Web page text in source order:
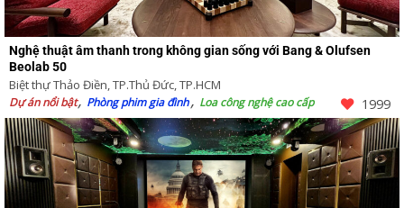
Nghệ thuật âm thanh trong không gian sống với Bang & Olufsen
Beolab 50
Biệt thự Thảo Điền, TP.Thủ Đức, TP.HCM
Dự án nổi bật Phòng phim gia đình Loa công nghệ cao cấp 1999